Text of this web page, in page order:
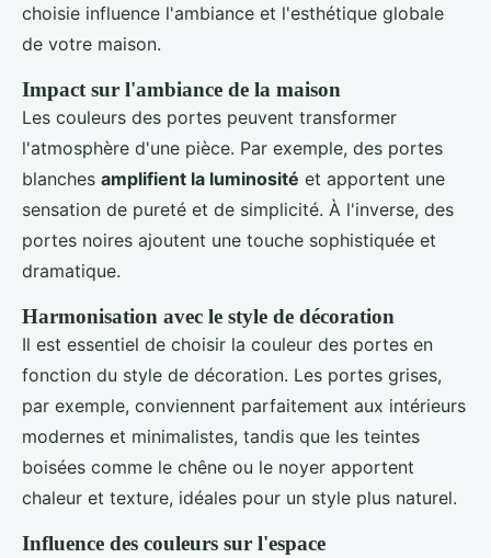
choisie influence l'ambiance et l'esthétique globale
de votre maison.
Impact sur l'ambiance de la maison
Les couleurs des portes peuvent transformer
l'atmosphère d'une pièce. Par exemple, des portes
blanches amplifient la luminosité et apportent une
sensation de pureté et de simplicité. À l'inverse, des
portes noires ajoutent une touche sophistiquée et
dramatique.
Harmonisation avec le style de décoration
Il est essentiel de choisir la couleur des portes en
fonction du style de décoration. Les portes grises,
par exemple, conviennent parfaitement aux intérieurs
modernes et minimalistes, tandis que les teintes
boisées comme le chêne ou le noyer apportent
chaleur et texture, idéales pour un style plus naturel.
Influence des couleurs sur l'espace